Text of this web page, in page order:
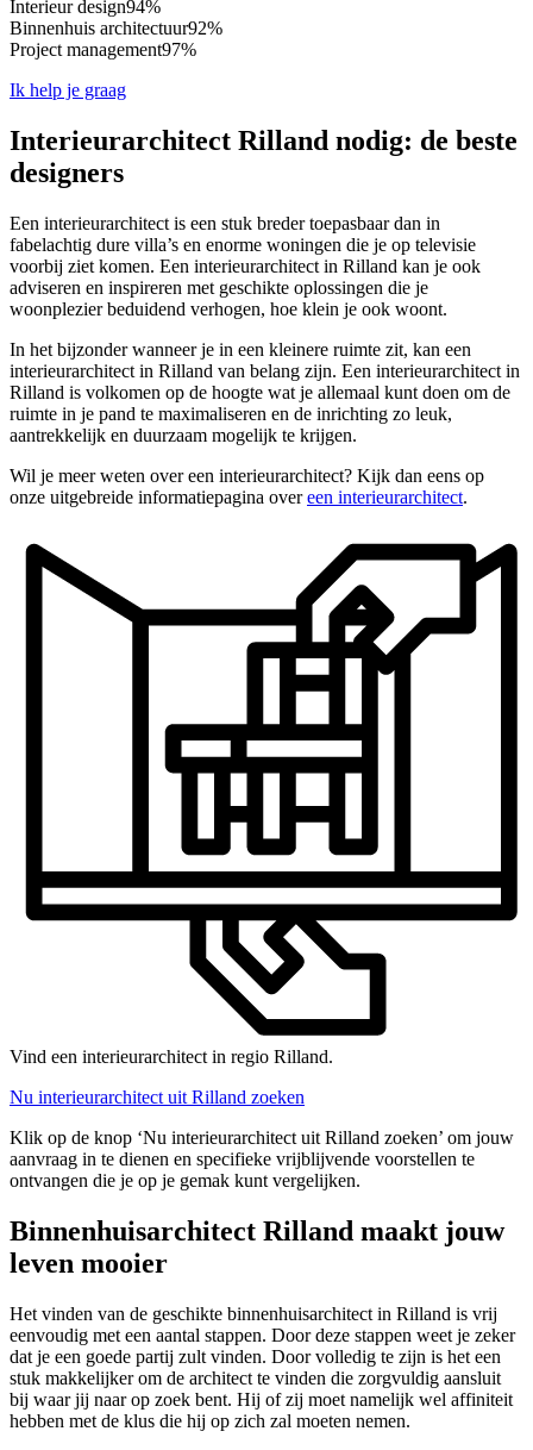
Interieur design94%
Binnenhuis architectuur92%
Project management97%
Ik help je graag
Interieurarchitect Rilland nodig: de beste
designers
Een interieurarchitect is een stuk breder toepasbaar dan in
fabelachtig dure villa’s en enorme woningen die je op televisie
voorbij ziet komen. Een interieurarchitect in Rilland kan je ook
adviseren en inspireren met geschikte oplossingen die je
woonplezier beduidend verhogen, hoe klein je ook woont.
In het bijzonder wanneer je in een kleinere ruimte zit, kan een
interieurarchitect in Rilland van belang zijn. Een interieurarchitect in
Rilland is volkomen op de hoogte wat je allemaal kunt doen om de
ruimte in je pand te maximaliseren en de inrichting zo leuk,
aantrekkelijk en duurzaam mogelijk te krijgen.
Wil je meer weten over een interieurarchitect? Kijk dan eens op
onze uitgebreide informatiepagina overeen interieurarchitect.
Vind een interieurarchitect in regio Rilland.
Nu interieurarchitect uit Rilland zoeken
Klik op de knop ‘Nu interieurarchitect uit Rilland zoeken’ om jouw
aanvraag in te dienen en specifieke vrijblijvende voorstellen te
ontvangen die je op je gemak kunt vergelijken.
Binnenhuisarchitect Rilland maakt jouw
leven mooier
Het vinden van de geschikte binnenhuisarchitect in Rilland is vrij
eenvoudig met een aantal stappen. Door deze stappen weet je zeker
dat je een goede partij zult vinden. Door volledig te zijn is het een
stuk makkelijker om de architect te vinden die zorgvuldig aansluit
bij waar jij naar op zoek bent. Hij of zij moet namelijk wel affiniteit
hebben met de klus die hij op zich zal moeten nemen.